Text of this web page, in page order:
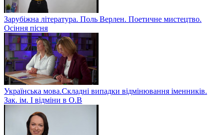
Зарубіжна література. Поль Верлен. Поетичне мистецтво.
Осіння пісня
Українська мова.Складні випадки відмінювання іменників.
Зак. ім. І відміни в О.В